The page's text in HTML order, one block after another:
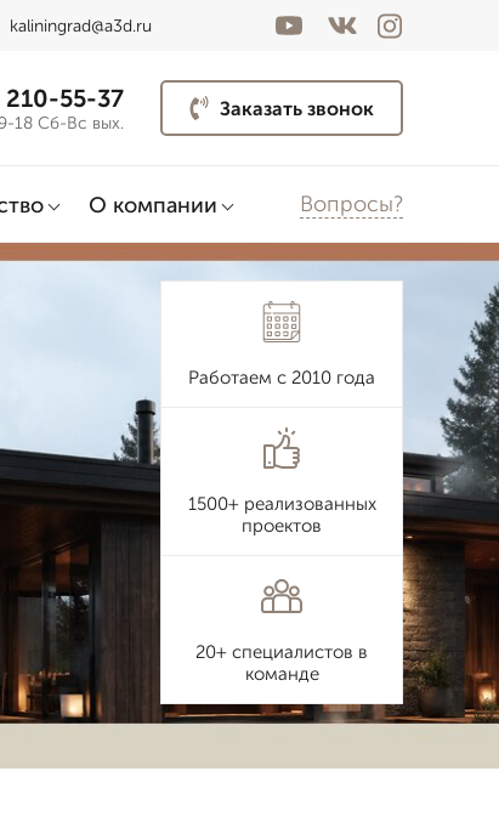
kaliningrad@a3d.ru
210-55-37
18 Сб-Вс вых.
Заказать звонок
О компании Вопросы?
Работаем с 2010 года
1500+ реализованных
проектов
20+ специалистов в
команде